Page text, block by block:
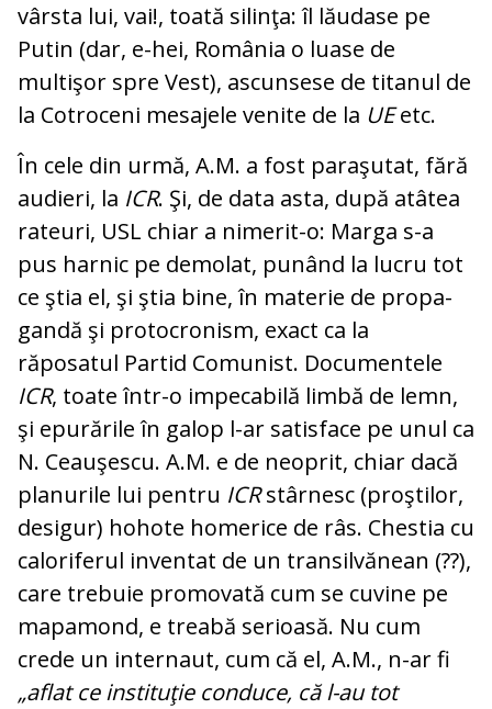
vâr­sta lui, vai!, toată silinţa: îl lău­dase pe
Putin (dar, e-hei, Ro­mâ­nia o luase de
multişor spre Vest), ascunsese de titanul de
la Co­tro­ceni mesajele venite de la UEetc.
În cele din urmă, A.M. a fost pa­raşutat, fără
audieri, la ICR. Şi, de data asta, după atâtea
ra­te­uri, USL chiar a nimerit-o: Marga s-a
pus harnic pe demolat, pu­nând la lucru tot
ce ştia el, şi ştia bine, în materie de pro­pa­
gandă şi protocronism, exact ca la
răposatul Partid Comunist. Do­cumentele
ICR, toate într-o im­pecabilă limbă de lemn,
şi epu­rările în galop l-ar satisface pe unul ca
N. Ceauşescu. A.M. e de neoprit, chiar dacă
planurile lui pen­tru ICRstârnesc (proştilor,
desigur) hohote homerice de râs. Chestia cu
caloriferul in­ven­tat de un transilvănean (??),
ca­re trebuie promovată cum se cu­vine pe
mapamond, e treabă se­rioasă. Nu cum
crede un in­ter­naut, cum că el, A.M., n-ar fi
„aflat ce instituţie conduce, că l-au tot